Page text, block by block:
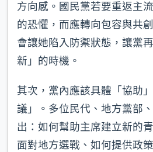
方向感。國民黨若要重返主
的恐懼，而應轉向包容與共
會讓她陷入防禦狀態，讓黨
新」的時機。
其次，黨內應該具體「協助
議」。多位民代、地方黨部
出：如何幫助主席建立新的
面對地方選戰、如何提供政